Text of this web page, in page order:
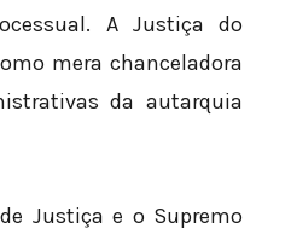
A Justiça do
mera chanceladora
da autarquia
Justiça e o Supremo